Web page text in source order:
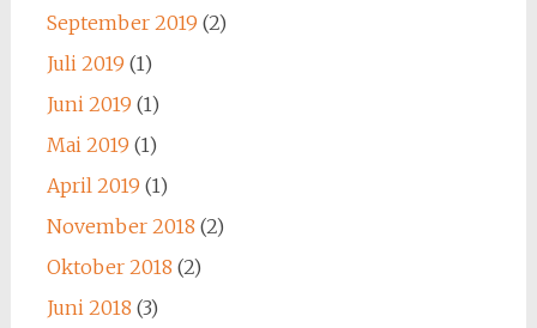
September 2019 (2)
Juli 2019 (1)
Juni 2019 (1)
Mai 2019 (1)
April 2019 (1)
November 2018 (2)
Oktober 2018 (2)
Juni 2018 (3)